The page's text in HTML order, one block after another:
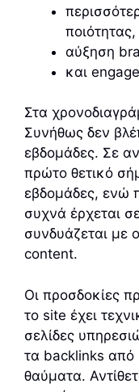
ποιότητας,
αύξηση
και
Στα
Συνήθως δεν
εβδομάδες. Σε
πρώτο θετικό
εβδομάδες, ενώ
συχνά έρχεται
συνδυάζεται με
content.
Οι προσδοκίες
το site έχει
σελίδες
τα backlinks από
θαύματα.